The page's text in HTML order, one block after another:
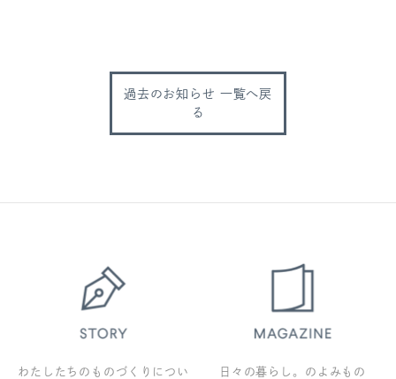
過去のお知らせ 一覧へ戻
る
わたしたちのものづくりについ
日々の暮らし。のよみもの